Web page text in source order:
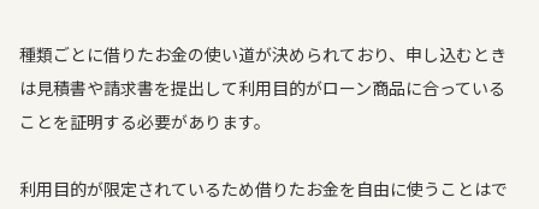
種類ごとに借りたお金の使い道が決められており、申し込むとき
は見積書や請求書を提出して利用目的がローン商品に合っている
ことを証明する必要があります。
利用目的が限定されているため借りたお金を自由に使うことはで